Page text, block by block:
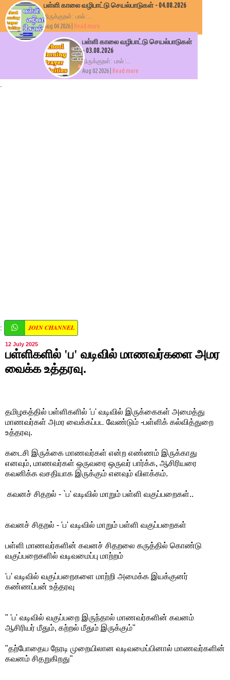
பள்ளி காலை வழிபாட்டு செயல்பாடுகள் - 04.08.2026
திருக்குறள்: பால் :...
Aug 04 2026 | Read more
பள்ளி காலை வழிபாட்டு செயல்பாடுகள்
- 03.08.2026
திருக்குறள்: பால் :...
Aug 02 2026 | Read more
: JOIN CHANNEL
12 July 2025
பள்ளிகளில் 'ப' வடிவில் மாணவர்களை அமர
வைக்க உத்தரவு.
தமிழகத்தில் பள்ளிகளில் 'ப' வடிவில் இருக்கைகள் அமைத்து
மாணவர்கள் அமர வைக்கப்பட வேண்டும் -பள்ளிக் கல்வித்துறை
உத்தரவு.
கடைசி இருக்கை மாணவர்கள் என்ற எண்ணம் இருக்காது
எனவும், மாணவர்கள் ஒருவரை ஒருவர் பார்க்க, ஆசிரியரை
கவனிக்க வசதியாக இருக்கும் எனவும் விளக்கம்.
கவனச் சிதறல் - `ப' வடிவில் மாறும் பள்ளி வகுப்பறைகள்..
கவனச் சிதறல் - 'ப' வடிவில் மாறும் பள்ளி வகுப்பறைகள்
பள்ளி மாணவர்களின் கவனச் சிதறலை கருத்தில் கொண்டு
வகுப்பறைகளில் வடிவமைப்பு மாற்றம்
'ப' வடிவில் வகுப்பறைகளை மாற்றி அமைக்க இயக்குனர்
கண்ணப்பன் உத்தரவு
" 'ப' வடிவில் வகுப்பறை இருந்தால் மாணவர்களின் கவனம்
ஆசிரியர் மீதும், கற்றல் மீதும் இருக்கும்"
"தற்போதைய நேரடி முறையிலான வடிவமைப்பினால் மாணவர்களின்
கவனம் சிதறுகிறது"